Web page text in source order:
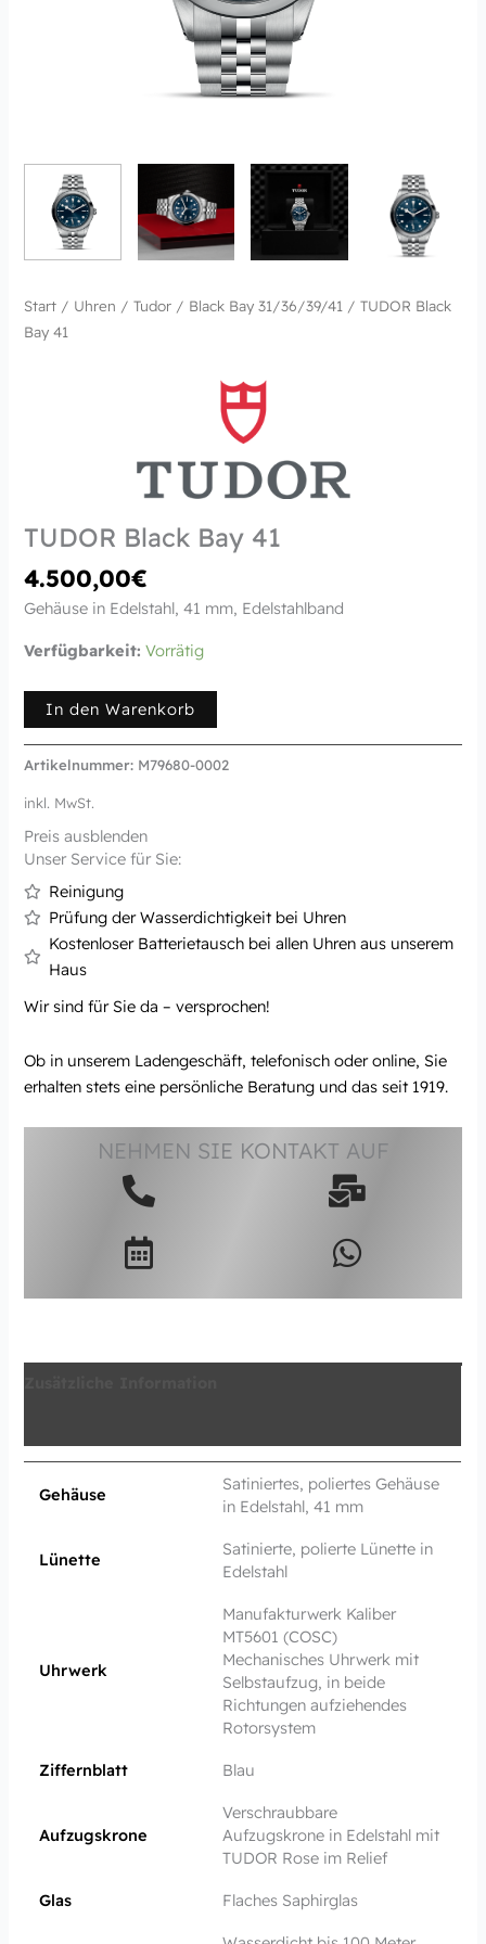
Start / Uhren /Tudor / Black Bay 31/36/39/41 / TUDOR Black
Bay 41
TUDOR Black Bay 41
4.500,00€
Gehäuse in Edelstahl, 41 mm, Edelstahlband
Verfügbarkeit: Vorrätig
In den Warenkorb
Artikelnummer: M79680-0002
inkl. MwSt.
Preis ausblenden
Unser Service für Sie:
Reinigung
Prüfung der Wasserdichtigkeit bei Uhren
Kostenloser Batterietausch bei allen Uhren aus unserem
Haus
Wir sind für Sie da – versprochen!
Ob in unserem Ladengeschäft, telefonisch oder online, Sie
erhalten stets eine persönliche Beratung und das seit 1919.
NEHMEN SIE KONTAKT AUF
Gehäuse
Satiniertes, poliertes Gehäuse
in Edelstahl, 41 mm
Lünette
Satinierte, polierte Lünette in
Edelstahl
Uhrwerk
Manufakturwerk Kaliber
MT5601 (COSC)
Mechanisches Uhrwerk mit
Selbstaufzug, in beide
Richtungen aufziehendes
Rotorsystem
Ziffernblatt Blau
Aufzugskrone
Verschraubbare
Aufzugskrone in Edelstahl mit
TUDOR Rose im Relief
Glas Flaches Saphirglas